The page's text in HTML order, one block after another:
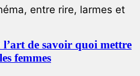
entre rire, larmes et
de savoir quoi mettre
femmes